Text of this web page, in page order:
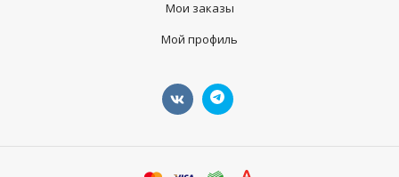
Мои заказы
Мой профиль